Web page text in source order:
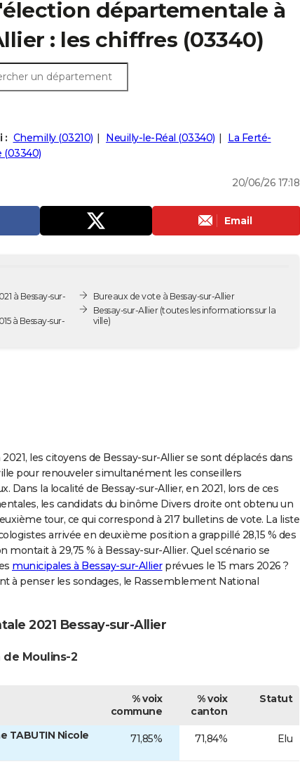
départementale à
: les chiffres (03340)
: Chemilly (03210) Neuilly-le-Réal (03340)
La Ferté-
(03340)
20/06/26 17:18
Email
à Bessay-sur-
à Bessay-sur-
Bureaux de vote à Bessay-sur-Allier
Bessay-sur-Allier(toutes les informations sur la
ville)
les citoyens de Bessay-sur-Allier se sont déplacés dans
pour renouveler simultanément les conseillers
Dans la localité de Bessay-sur-Allier, en 2021, lors de ces
les candidats du binôme Divers droite ont obtenu un
tour, ce qui correspond à 217 bulletins de vote. La liste
arrivée en deuxième position a grappillé 28,15 % des
montait à 29,75 % à Bessay-sur-Allier. Quel scénario se
municipales à Bessay-sur-Allierprévues le 15 mars 2026 ?
à penser les sondages, le Rassemblement National
2021 Bessay-sur-Allier
Moulins-2
% voix
commune
% voix
canton
Statut
TABUTIN Nicole 71,85% 71,84% Elu